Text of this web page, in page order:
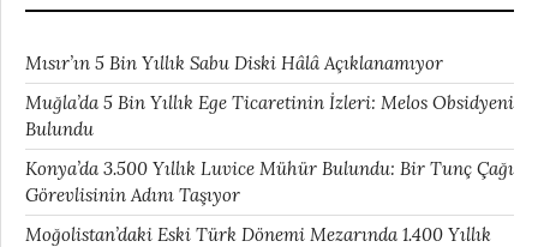
Mısır’ın 5 Bin Yıllık Sabu Diski Hâlâ Açıklanamıyor
Muğla’da 5 Bin Yıllık Ege Ticaretinin İzleri: Melos Obsidyeni
Bulundu
Konya’da 3.500 Yıllık Luvice Mühür Bulundu: Bir Tunç Çağı
Görevlisinin Adını Taşıyor
Moğolistan’daki Eski Türk Dönemi Mezarında 1.400 Yıllık